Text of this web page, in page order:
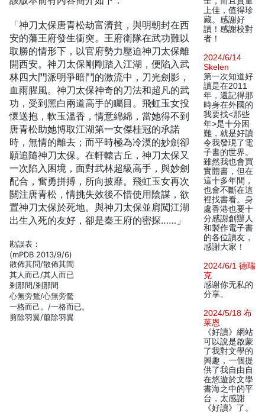
「神刀太保唐青松劫富濟貧，與明朝封在西
安的藩王府發生衝突。王府衛隊在武功難以
取勝的情形下，以官府勢力壓迫神刀太保離
開西安。神刀太保剛剛踏入江湖，便陷入武
林四大門派明爭暗鬥的激流中，刀光劍影，
血雨腥風。神刀太保神奇的刀法和超凡的武
功，受到黑白兩道高手的矚目。飛虹玉女投
懷送抱，軟玉溫香，情意綿綿，當她得不到
唐青松助她博取江湖第一女傑桂冠的承諾
時，無情的離去；而平時極為冷漠的妙劍卻
願追隨神刀太保。在軒轅古丘，神刀太保又
一次陷入困境，面對武林超級高手，與妙劍
配合，奮勇拼搏，所向披靡。飛虹玉女再次
關注唐青松，情挑失效後不惜使用陰謀，欲
置神刀太保於死地。與神刀太保並肩闖江湖
出生入死的友好，卻是秦王府的密探……」
勘誤表：
(mPDB 2013/9/6)
散佈其問/散佈其間
其人而己/其人而已
剎那問/剎那間
心無旁鶩/心無旁騖
一格而己。/一格而已。
剪除羽翼/翦除羽翼
上佳，值得珍
藏。感謝好
讀！感謝校對
者！
2024/6/14
Skelen
第一次知道好
讀是在2011
年，還記得那
時身在外國的
我要找<那些
年>是十分困
難，就是好讀
令我發現了電
子書的世界。
雖然我也會買
實體書，但在
這十多年間，
也會不斷在這
裡找書看。身
處香港也要十
分感謝創辦人
和製作電子書
的各位讀友，
感謝大家！
2024/6/1 德瑞
克
感谢你无私的
分享。
2024/5/18 布
莱恩
《好讀》網站
可以說是啟蒙
了我對文學的
興趣，一個提
供了我自由自
在悠遊於文學
書海之中的平
台，太感謝
《好讀》了。